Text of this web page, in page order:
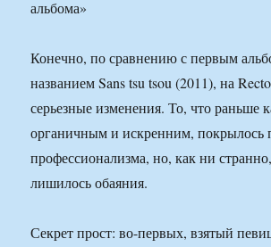
Конечно, по сравнению с первым
названием Sans tsu tsou (2011), на
серьезные изменения. То, что раньше
органичным и искренним, покрылось
профессионализма, но, как ни
лишилось обаяния.
Секрет прост: во-первых, взятый